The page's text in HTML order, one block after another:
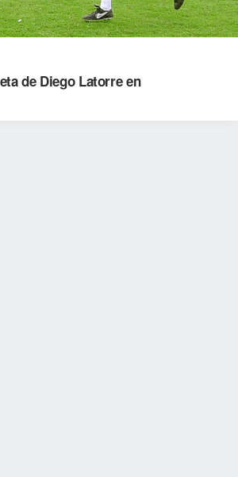
de Diego Latorre en